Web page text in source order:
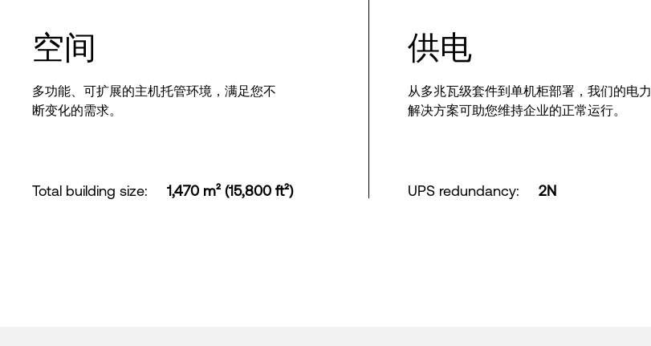
空间
多功能、可扩展的主机托管环境，满足您不
断变化的需求。
Total building size: 1,470 m² (15,800 ft²)
供电
从多兆瓦级套件到单机柜部署，我们的电力
解决方案可助您维持企业的正常运行。
UPS redundancy: 2N